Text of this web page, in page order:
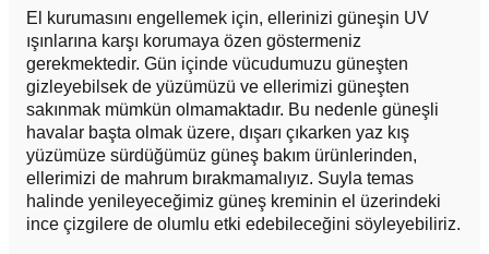
El kurumasını engellemek için, ellerinizi güneşin UV
ışınlarına karşı korumaya özen göstermeniz
gerekmektedir. Gün içinde vücudumuzu güneşten
gizleyebilsek de yüzümüzü ve ellerimizi güneşten
sakınmak mümkün olmamaktadır. Bu nedenle güneşli
havalar başta olmak üzere, dışarı çıkarken yaz kış
yüzümüze sürdüğümüz güneş bakım ürünlerinden,
ellerimizi de mahrum bırakmamalıyız. Suyla temas
halinde yenileyeceğimiz güneş kreminin el üzerindeki
ince çizgilere de olumlu etki edebileceğini söyleyebiliriz.